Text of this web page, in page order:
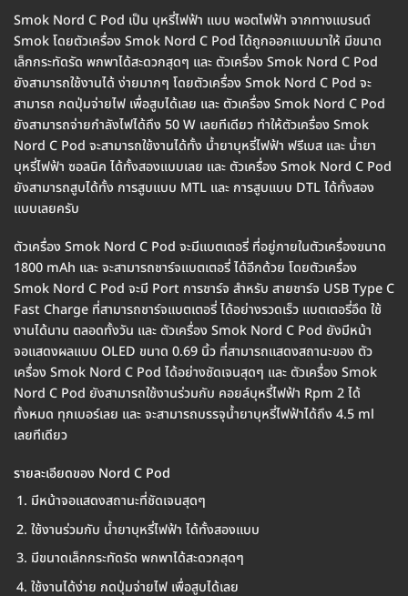
Smok Nord C Pod เป็น บุหรี่ไฟฟ้า แบบ พอตไฟฟ้า จากทางแบรนด์
Smok โดยตัวเครื่อง Smok Nord C Pod ได้ถูกออกแบบมาให้ มีขนาด
เล็กกระทัดรัด พกพาได้สะดวกสุดๆ และ ตัวเครื่อง Smok Nord C Pod
ยังสามารถใช้งานได้ ง่ายมากๆ โดยตัวเครื่อง Smok Nord C Pod จะ
สามารถ กดปุ่มจ่ายไฟ เพื่อสูบได้เลย และ ตัวเครื่อง Smok Nord C Pod
ยังสามารถจ่ายกำลังไฟได้ถึง 50 W เลยทีเดียว ทำให้ตัวเครื่อง Smok
Nord C Pod จะสามารถใช้งานได้ทั้ง น้ำยาบุหรี่ไฟฟ้า ฟรีเบส และ น้ำยา
บุหรี่ไฟฟ้า ซอลนิค ได้ทั้งสองแบบเลย และ ตัวเครื่อง Smok Nord C Pod
ยังสามารถสูบได้ทั้ง การสูบแบบ MTL และ การสูบแบบ DTL ได้ทั้งสอง
แบบเลยครับ
ตัวเครื่อง Smok Nord C Pod จะมีแบตเตอรี่ ที่อยู่ภายในตัวเครื่องขนาด
1800 mAh และ จะสามารถชาร์จแบตเตอรี่ ได้อีกด้วย โดยตัวเครื่อง
Smok Nord C Pod จะมี Port การชาร์จ สำหรับ สายชาร์จ USB Type C
Fast Charge ที่สามารถชาร์จแบตเตอรี่ ได้อย่างรวดเร็ว แบตเตอรี่อึด ใช้
งานได้นาน ตลอดทั้งวัน และ ตัวเครื่อง Smok Nord C Pod ยังมีหน้า
จอแสดงผลแบบ OLED ขนาด 0.69 นิ้ว ที่สามารถแสดงสถานะของ ตัว
เครื่อง Smok Nord C Pod ได้อย่างชัดเจนสุดๆ และ ตัวเครื่อง Smok
Nord C Pod ยังสามารถใช้งานร่วมกับ คอยล์บุหรี่ไฟฟ้า Rpm 2 ได้
ทั้งหมด ทุกเบอร์เลย และ จะสามารถบรรจุน้ำยาบุหรี่ไฟฟ้าได้ถึง 4.5 ml
เลยทีเดียว
รายละเอียดของ Nord C Pod
มีหน้าจอแสดงสถานะที่ชัดเจนสุดๆ
ใช้งานร่วมกับ น้ำยาบุหรี่ไฟฟ้า ได้ทั้งสองแบบ
มีขนาดเล็กกระทัดรัด พกพาได้สะดวกสุดๆ
ใช้งานได้ง่าย กดปุ่มจ่ายไฟ เพื่อสูบได้เลย